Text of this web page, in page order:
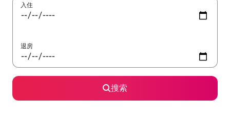
入住
退房
搜索